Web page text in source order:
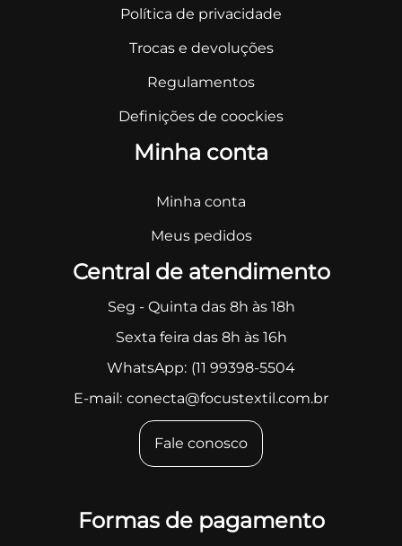
Política de privacidade
Trocas e devoluções
Regulamentos
Definições de coockies
Minha conta
Minha conta
Meus pedidos
Central de atendimento
Seg - Quinta das 8h às 18h
Sexta feira das 8h às 16h
WhatsApp: (11 99398-5504
E-mail: conecta@focustextil.com.br
Fale conosco
Formas de pagamento